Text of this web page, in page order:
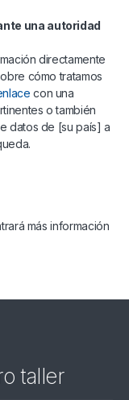
una autoridad
directamente
cómo tratamos
con una
o también
datos de [su país] a
más información
taller